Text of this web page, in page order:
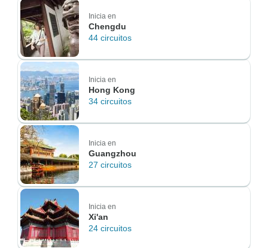
Inicia en
Chengdu
44 circuitos
Inicia en
Hong Kong
34 circuitos
Inicia en
Guangzhou
27 circuitos
Inicia en
Xi'an
24 circuitos